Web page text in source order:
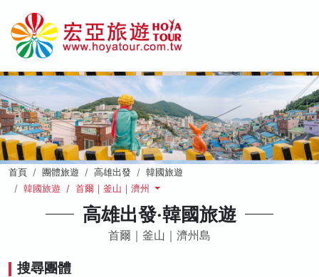
首頁 團體旅遊 高雄出發
韓國旅遊
韓國旅遊 / 首爾｜釜山｜濟州
高雄出發‧韓國旅遊
首爾｜釜山｜濟州島
搜尋團體